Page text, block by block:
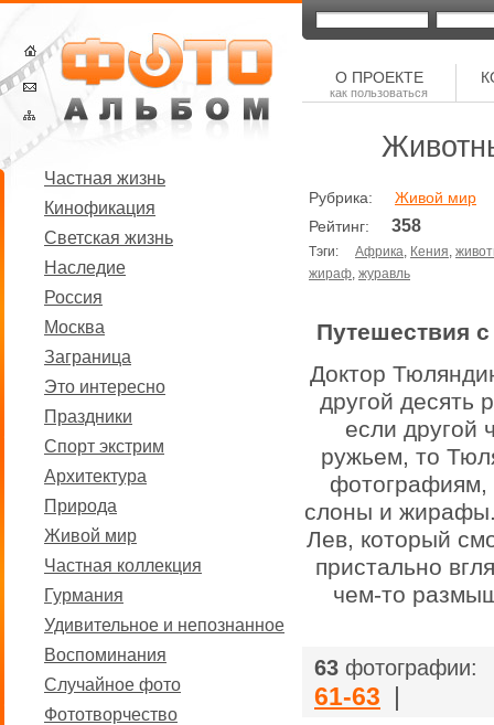
Частная жизнь
Кинофикация
Светская жизнь
Наследие
Россия
Москва
Заграница
Это интересно
Праздники
Спорт экстрим
Архитектура
Природа
Живой мир
Частная коллекция
Гурмания
Удивительное и непознанное
Воспоминания
Случайное фото
Фототворчество
О ПРОЕКТЕ
как пользоваться
Рубрика: Живой мир
Рейтинг: 358
Тэги: Африка, Кения,
жираф, журавль
Путешествия
Доктор
другой десять
если другой
ружьем, то
фотографиям,
слоны и жирафы.
Лев, который
пристально
чем-то
63 фотографии:
61-63 |